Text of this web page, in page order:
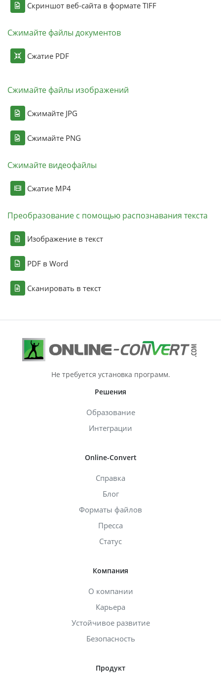
Скриншот веб-сайта в формате TIFF
Сжимайте файлы документов
Сжатие PDF
Сжимайте файлы изображений
Сжимайте JPG
Сжимайте PNG
Сжимайте видеофайлы
Сжатие MP4
Преобразование с помощью распознавания текста
Изображение в текст
PDF в Word
Сканировать в текст
Не требуется установка программ.
Решения
Образование
Интеграции
Online-Convert
Справка
Блог
Форматы файлов
Пресса
Статус
Компания
О компании
Карьера
Устойчивое развитие
Безопасность
Продукт